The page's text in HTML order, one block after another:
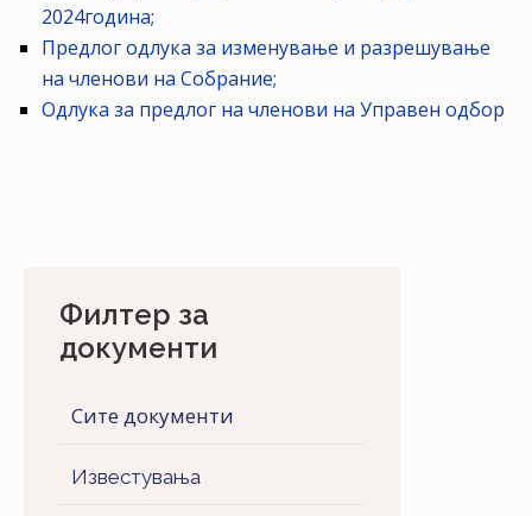
АЖУРИРАЈ
ПОДАТОЦИ
Филтер за
документи
Сите документи
Известувања
2024година;
Предлог одлука за изменување и разрешување
на членови на Собрание;
Одлука за предлог на членови на Управен одбор